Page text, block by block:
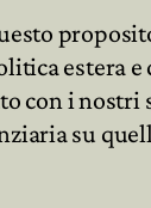
estera
con i
su